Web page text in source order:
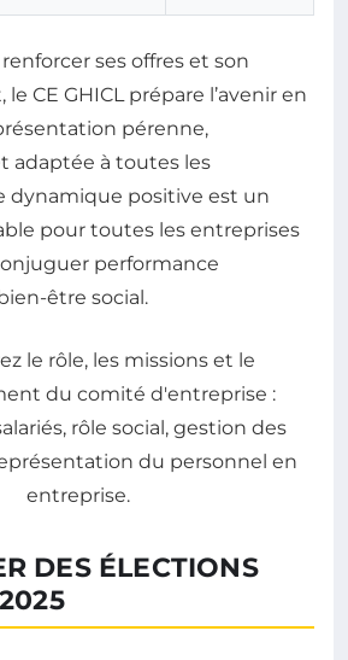
ses offres et son
CE GHICL prépare l’avenir en
pérenne,
adaptée à toutes les
dynamique positive est un
pour toutes les entreprises
performance
être social.
DES ÉLECTIONS